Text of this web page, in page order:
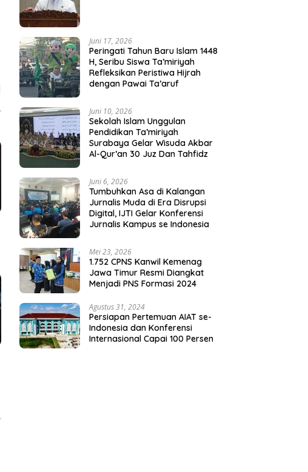
Juni 17, 2026
Peringati Tahun Baru Islam 1448
H, Seribu Siswa Ta’miriyah
Refleksikan Peristiwa Hijrah
dengan Pawai Ta’aruf
Juni 10, 2026
Sekolah Islam Unggulan
Pendidikan Ta’miriyah
Surabaya Gelar Wisuda Akbar
Al-Qur’an 30 Juz Dan Tahfidz
Juni 6, 2026
Tumbuhkan Asa di Kalangan
Jurnalis Muda di Era Disrupsi
Digital, IJTI Gelar Konferensi
Jurnalis Kampus se Indonesia
Mei 23, 2026
1.752 CPNS Kanwil Kemenag
Jawa Timur Resmi Diangkat
Menjadi PNS Formasi 2024
Agustus 31, 2024
Persiapan Pertemuan AIAT se-
Indonesia dan Konferensi
Internasional Capai 100 Persen